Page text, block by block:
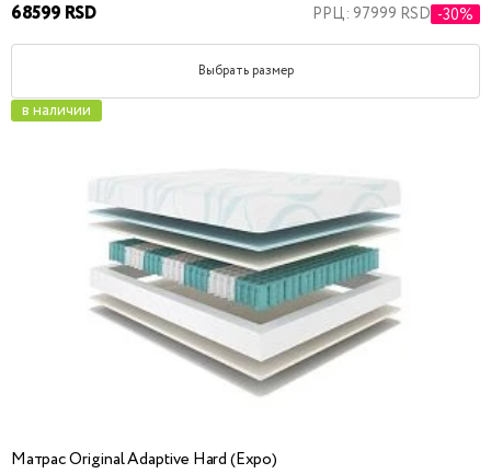
68599 RSD РРЦ: 97999 RSD -30%
Выбрать размер
в наличии
Матрас Original Adaptive Hard (Expo)